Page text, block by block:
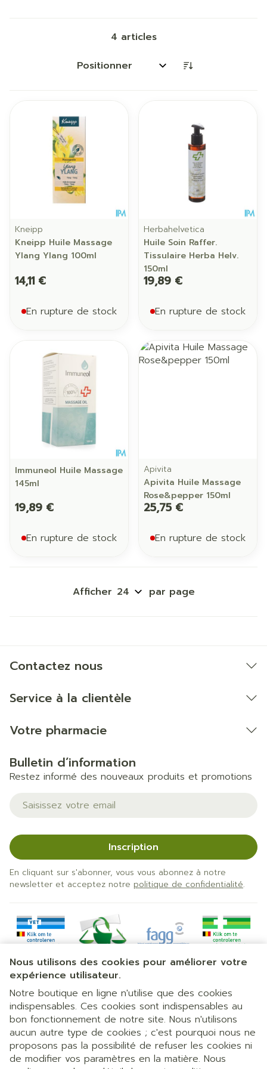
Nous utilisons des cookies pour améliorer votre
expérience utilisateur.
Notre boutique en ligne n'utilise que des cookies
indispensables. Ces cookies sont indispensables au
bon fonctionnement de notre site. Nous n'utilisons
aucun autre type de cookies ; c'est pourquoi nous ne
proposons pas la possibilité de refuser les cookies ni
de modifier vos paramètres en la matière. Nous
4 articles
Trier par:
Kneipp
Kneipp Huile Massage
Ylang Ylang 100ml
14,11 €
En rupture de stock
Herbahelvetica
Huile Soin Raffer.
Tissulaire Herba Helv.
150ml
19,89 €
En rupture de stock
Immuneol Huile Massage
145ml
19,89 €
En rupture de stock
Apivita
Apivita Huile Massage
Rose&pepper 150ml
25,75 €
En rupture de stock
Afficher par page
Contactez nous
Service à la clientèle
Votre pharmacie
Bulletin d’information
Restez informé des nouveaux produits et promotions
Adresse mail
Inscription
En cliquant sur s'abonner, vous vous abonnez à notre
newsletter et acceptez notre politique de confidentialité.
Liens légaux